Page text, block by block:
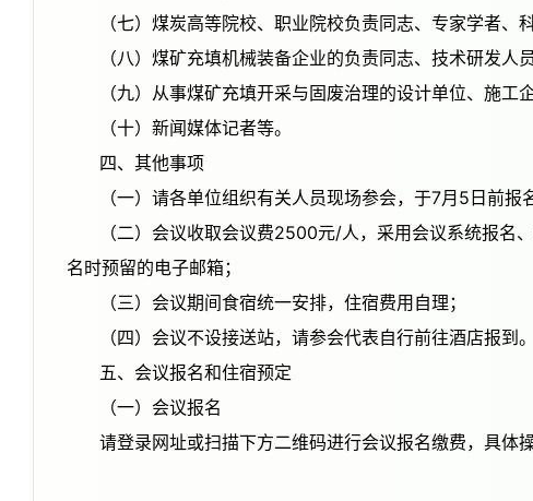
（七）煤炭高等院校、职业院校负责同志、专家学者
（八）煤矿充填机械装备企业的负责同志、技术研发人员
（九）从事煤矿充填开采与固废治理的设计单位、施
（十）新闻媒体记者等。
四、其他事项
（一）请各单位组织有关人员现场参会，于7月5日前报
（二）会议收取会议费2500元/人，采用会议系统报名、缴费、开具会议费数电发票，发票于会后统一发送至参会代表报
名时预留的电子邮箱；
（三）会议期间食宿统一安排，住宿费用自理；
（四）会议不设接送站，请参会代表自行前往酒店报到。
五、会议报名和住宿预定
（一）会议报名
请登录网址或扫描下方二维码进行会议报名缴费，具体